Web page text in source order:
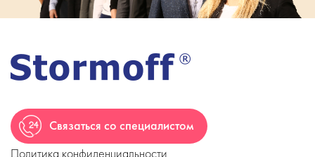
Связаться со специалистом
Политика конфиденциальности